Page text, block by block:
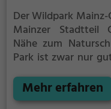
Der Wildpark
Mainzer Stadtteil
Nähe zum
Park ist zwar nur
Naherholungsgebiet.
wird er von
Mehr erfahren